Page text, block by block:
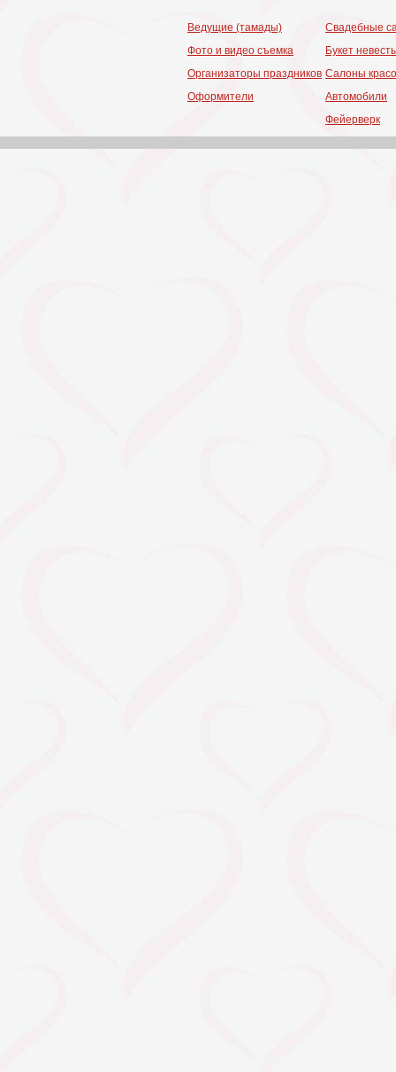
Ведущие (тамады)
Фото и видео съемка
Организаторы праздников
Оформители
Свадебные
Букет
Салоны
Автомобили
Фейерверк